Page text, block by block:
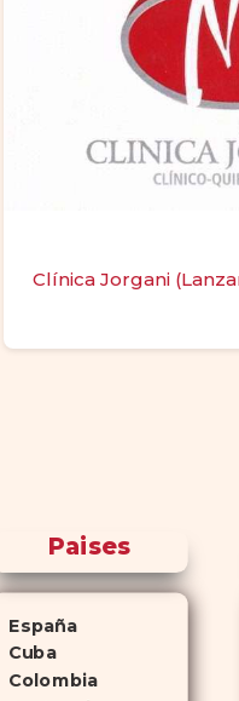
Clínica Jorgani
Paises
España
Cuba
Colombia